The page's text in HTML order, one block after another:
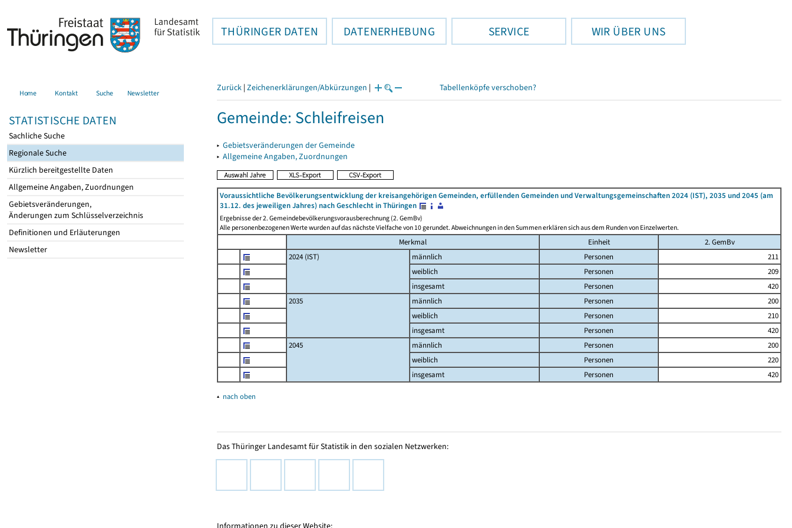
THÜRINGER DATEN DATENERHEBUNG SERVICE WIR ÜBER UNS
Home Kontakt Suche Newsletter
STATISTISCHE DATEN
Sachliche Suche
Regionale Suche
Kürzlich bereitgestellte Daten
Allgemeine Angaben, Zuordnungen
Gebietsveränderungen,
Änderungen zum Schlüsselverzeichnis
Definitionen und Erläuterungen
Newsletter
Zurück | Zeichenerklärungen/Abkürzungen | Tabellenköpfe verschoben?
Gemeinde: Schleifreisen
▸ Gebietsveränderungen der Gemeinde
▸ Allgemeine Angaben, Zuordnungen
Voraussichtliche Bevölkerungsentwicklung der kreisangehörigen Gemeinden, erfüllenden Gemeinden und Verwaltungsgemeinschaften 2024 (IST), 2035 und 2045 (am
31.12. des jeweiligen Jahres) nach Geschlecht in Thüringen
Ergebnisse der 2. Gemeindebevölkerungsvorausberechnung (2. GemBv)
Alle personenbezogenen Werte wurden auf das nächste Vielfache von 10 gerundet. Abweichnungen in den Summen erklären sich aus dem Runden von Einzelwerten.
Merkmal Einheit
2. GemBv
2024 (IST)
männlich Personen
211
weiblich
Personen
209
insgesamt
Personen
420
2035
männlich Personen
200
weiblich
Personen
210
insgesamt
Personen
420
2045
männlich Personen
200
weiblich
Personen
220
insgesamt
Personen 420
▴ nach oben
Das Thüringer Landesamt für Statistik in den sozialen Netzwerken: